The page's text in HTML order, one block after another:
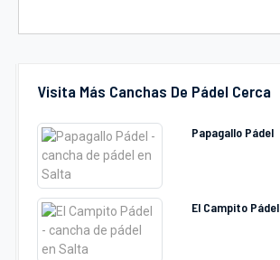
Visita Más Canchas De Pádel Cerca
Papagallo Pádel
El Campito Pádel